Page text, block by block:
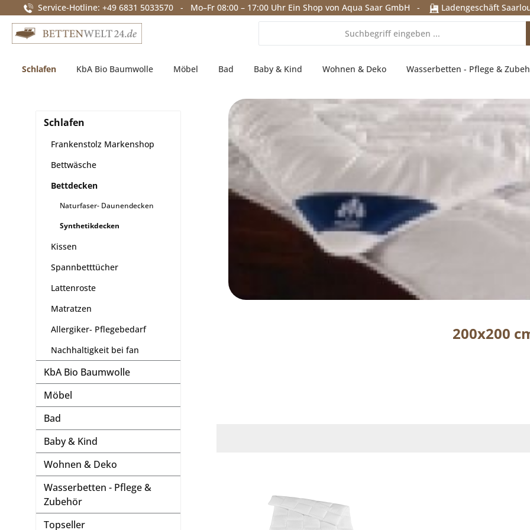
Zur Hauptnavigation springen
Service-Hotline: +49 6831 5033570 - Mo–Fr 08:00 – 17:00 Uhr Ein Shop von Aqua Saar GmbH - Ladengeschäft
Schlafen KbA Bio Baumwolle Möbel Bad Baby & Kind Wohnen & Deko Wasserbetten - Pflege &
Schlafen
Frankenstolz Markenshop
Bettwäsche
Bettdecken
Naturfaser- Daunendecken
Synthetikdecken
Kissen
Spannbetttücher
Lattenroste
Matratzen
Allergiker- Pflegebedarf
Nachhaltigkeit bei fan
KbA Bio Baumwolle
Möbel
Bad
Baby & Kind
Wohnen & Deko
Wasserbetten - Pflege &
Zubehör
Topseller
200x200